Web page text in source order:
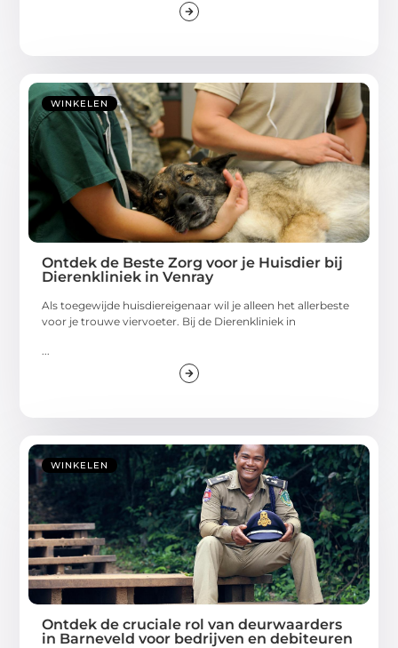
WINKELEN
Ontdek de Beste Zorg voor je Huisdier bij
Dierenkliniek in Venray
Als toegewijde huisdiereigenaar wil je alleen het allerbeste
voor je trouwe viervoeter. Bij de Dierenkliniek in
WINKELEN
Ontdek de cruciale rol van deurwaarders
in Barneveld voor bedrijven en debiteuren